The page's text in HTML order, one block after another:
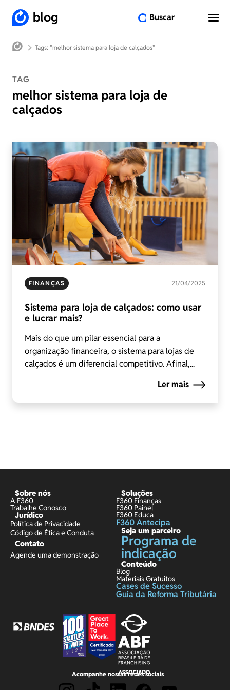
blog Buscar
Tags: "melhor sistema para loja de calçados"
TAG
melhor sistema para loja de
calçados
FINANÇAS 21/04/2025
Sistema para loja de calçados: como usar
e lucrar mais?
Mais do que um pilar essencial para a
organização financeira, o sistema para lojas de
calçados é um diferencial competitivo. Afinal,...
Ler mais
Sobre nós
A F360
Trabalhe Conosco
Jurídico
Política de Privacidade
Código de Ética e Conduta
Contato
Agende uma demonstração
Soluções
F360 Finanças
F360 Painel
F360 Educa
F360 Antecipa
Seja um parceiro
Programa de
indicação
Conteúdo
Blog
Materiais Gratuitos
Cases de Sucesso
Guia da Reforma Tributária
Acompanhe nossas redes sociais